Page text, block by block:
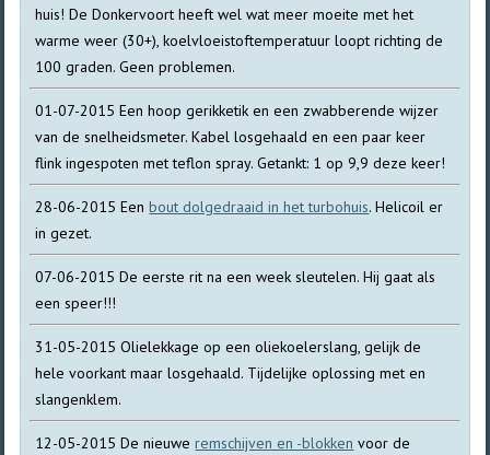
huis! De Donkervoort heeft wel wat meer moeite met het
warme weer (30+), koelvloeistoftemperatuur loopt richting de
100 graden. Geen problemen.
01-07-2015 Een hoop gerikketik en een zwabberende wijzer
van de snelheidsmeter. Kabel losgehaald en een paar keer
flink ingespoten met teflon spray. Getankt: 1 op 9,9 deze keer!
28-06-2015 Eenbout dolgedraaid in het turbohuis. Helicoil er
in gezet.
07-06-2015 De eerste rit na een week sleutelen. Hij gaat als
een speer!!!
31-05-2015 Olielekkage op een oliekoelerslang, gelijk de
hele voorkant maar losgehaald. Tijdelijke oplossing met en
slangenklem.
12-05-2015 De nieuweremschijven en -blokken voor de